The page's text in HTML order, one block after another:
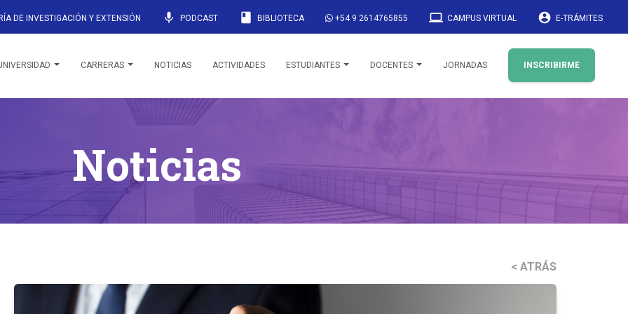
DE INVESTIGACIÓN Y EXTENSIÓN mic PODCAST book BIBLIOTECA +54 9 2614765855 laptop CAMPUS VIRTUAL account_circle E-TRÁMITES
CARRERAS NOTICIAS ACTIVIDADES ESTUDIANTES DOCENTES JORNADAS INSCRIBIRME
Noticias
< ATRÁS